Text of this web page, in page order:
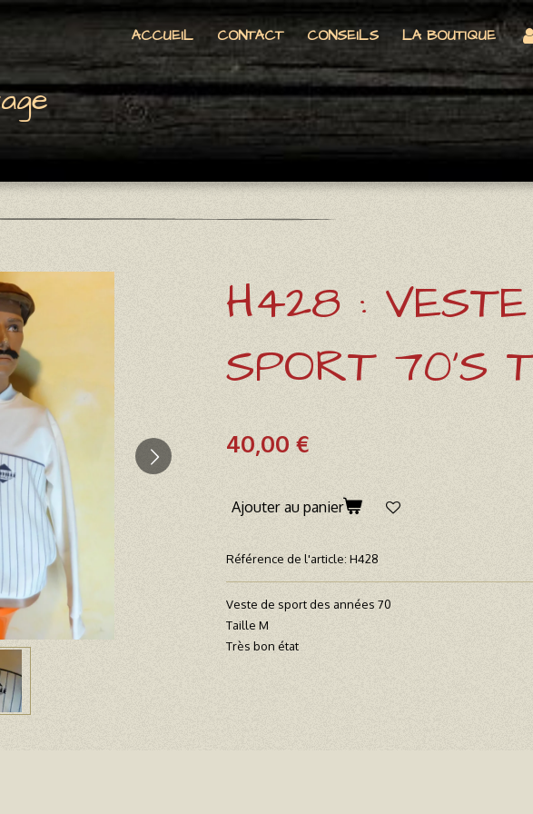
ACCUEIL CONTACT CONSEILS LA BOUTIQUE
H428 : VESTE
SPORT 70'S
40,00 €
Ajouter au panier
Référence de l'article: H428
Veste de sport des années 70
Taille M
Très bon état